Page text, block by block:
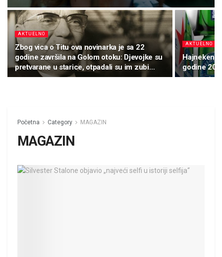
AKTUELNO
Zbog vica o Titu ova novinarka je sa 22
godine završila na Golom otoku: Djevojke su
pretvarane u starice, otpadali su im zubi…
AKTUELNO
Hajneken
godine
Početna Category MAGAZIN
MAGAZIN